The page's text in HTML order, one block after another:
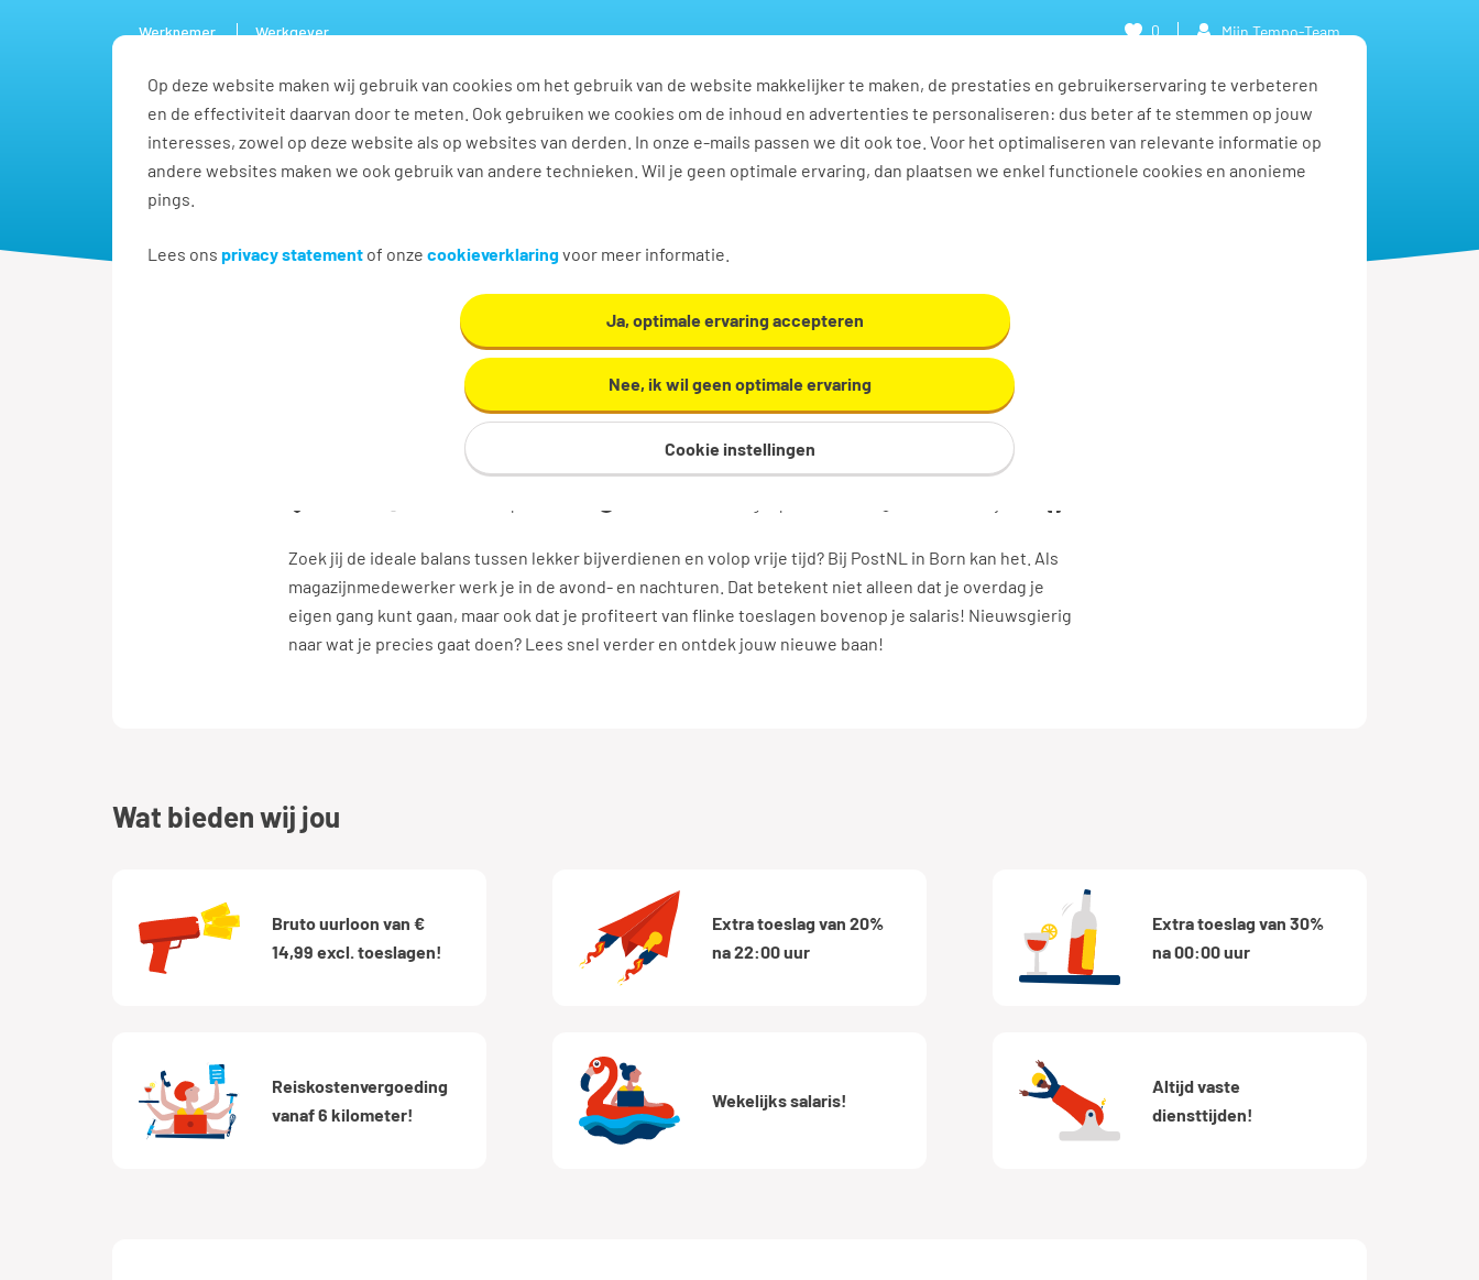
Op deze website maken wij gebruik van cookies om het gebruik van de website makkelijker te maken, de prestaties en gebruikerservaring te verbeteren
en de effectiviteit daarvan door te meten. Ook gebruiken we cookies om de inhoud en advertenties te personaliseren: dus beter af te stemmen op jouw
interesses, zowel op deze website als op websites van derden. In onze e-mails passen we dit ook toe. Voor het optimaliseren van relevante informatie op
andere websites maken we ook gebruik van andere technieken. Wil je geen optimale ervaring, dan plaatsen we enkel functionele cookies en anonieme
pings.
Lees ons privacy statement of onze cookieverklaringvoor meer informatie.
Ja, optimale ervaring accepteren
Nee, ik wil geen optimale ervaring
Cookie instellingen
Werknemer Werkgever
Vacatures Ontwikkel jezelf Werkplezier Contact
0 Mijn Tempo-Team
Vakantiebaan logistiek medewerker
Zoek jij de ideale balans tussen lekker bijverdienen en volop vrije tijd? Bij PostNL in Born kan het. Als
magazijnmedewerker werk je in de avond- en nachturen. Dat betekent niet alleen dat je overdag je
eigen gang kunt gaan, maar ook dat je profiteert van flinke toeslagen bovenop je salaris! Nieuwsgierig
naar wat je precies gaat doen? Lees snel verder en ontdek jouw nieuwe baan!
wat bieden wij jou
Bruto uurloon van €
14,99 excl. toeslagen!
Extra toeslag van 20%
na 22:00 uur
Extra toeslag van 30%
na 00:00 uur
Reiskostenvergoeding
vanaf 6 kilometer!
Wekelijks salaris!
Altijd vaste
diensttijden!